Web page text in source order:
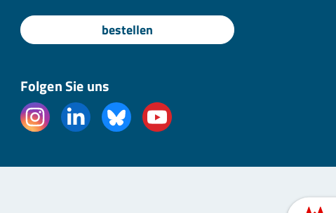
bestellen
Folgen Sie uns